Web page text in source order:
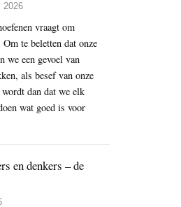
2026
vraagt om
te beletten dat onze
we een gevoel van
als besef van onze
dan dat we elk
wat goed is voor
en denkers – de